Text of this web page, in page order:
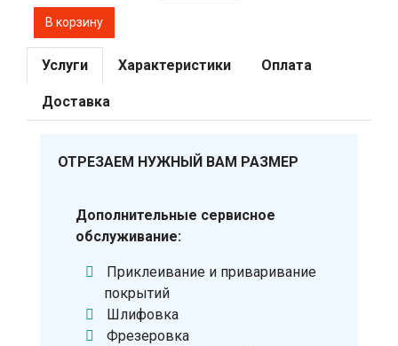
Услуги Характеристики Оплата
Доставка
ОТРЕЗАЕМ НУЖНЫЙ ВАМ РАЗМЕР
Дополнительные сервисное
обслуживание:
Приклеивание и приваривание
покрытий
Шлифовка
Фрезеровка